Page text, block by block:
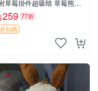
草莓掛件超吸睛 草莓熊手
提包 草莓掛件 可愛portunes
259 77折
折扣碼